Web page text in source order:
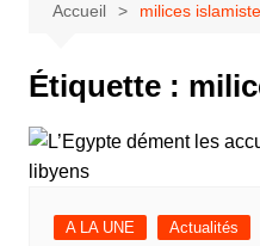
Accueil milices
Étiquette :
A LA UNE Actualités